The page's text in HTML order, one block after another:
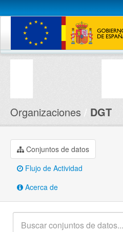
Conjuntos de datos
Organizaciones DGT
Conjuntos de datos
Flujo de Actividad
Acerca de